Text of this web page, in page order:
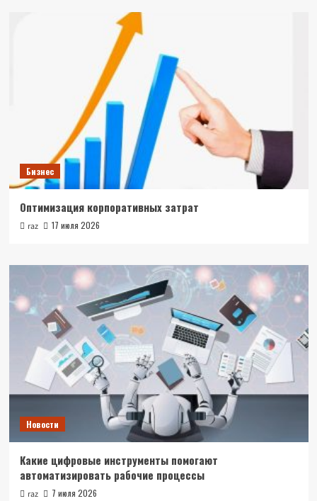
Бизнес
Оптимизация корпоративных затрат
raz 17 июля 2026
Новости
Какие цифровые инструменты помогают
автоматизировать рабочие процессы
raz 7 июля 2026